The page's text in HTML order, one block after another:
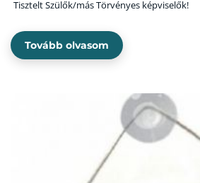
Tisztelt Szülők/más Törvényes képviselők!
Tovább olvasom